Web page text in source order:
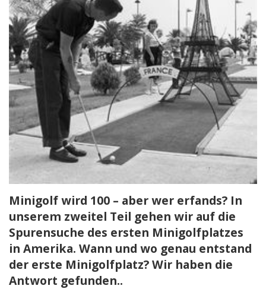
Minigolf wird 100 – aber wer erfands? In
unserem zweitel Teil gehen wir auf die
Spurensuche des ersten Minigolfplatzes
in Amerika. Wann und wo genau entstand
der erste Minigolfplatz? Wir haben die
Antwort gefunden..